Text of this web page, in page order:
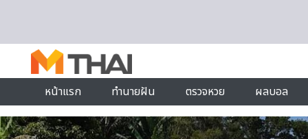
หน้าแรก ทำนายฝัน ตรวจหวย ผลบอล